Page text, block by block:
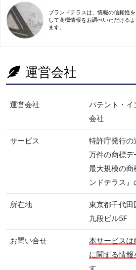
ブランドテラスは、情報の信頼性
して商標情報をお調べいただける
ます。
運営会社
運営会社
パテント・
会社
サービス
特許庁発行の
万件の商標デ
最大規模の商
ンドテラス』
所在地
東京都千代
九段ビル5F
お問い合せ
本サービス
に関する情